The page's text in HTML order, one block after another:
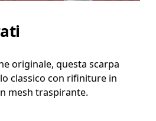
originale, questa scarpa
classico con rifiniture in
mesh traspirante.